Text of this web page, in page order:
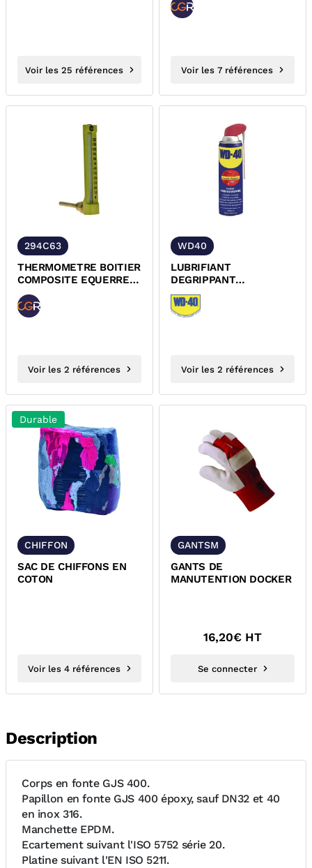
Voir les 25 références Voir les 7 références
294C63
THERMOMETRE BOITIER
COMPOSITE EQUERRE
PLONGE 63 MM
Voir les 2 références
WD40
LUBRIFIANT
DEGRIPPANT
NETTOYANT
MULTIFONCTION WD40
Voir les 2 références
Durable
CHIFFON
SAC DE CHIFFONS EN
COTON
Voir les 4 références
GANTSM
GANTS DE
MANUTENTION DOCKER
16,20€ HT
Se connecter
Description
Corps en fonte GJS 400.
Papillon en fonte GJS 400 époxy, sauf DN32 et 40
en inox 316.
Manchette EPDM.
Ecartement suivant l'ISO 5752 série 20.
Platine suivant l'EN ISO 5211.